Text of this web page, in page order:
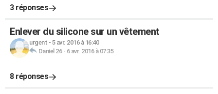
3 réponses
Enlever du silicone sur un vêtement
urgent - 5 avr. 2016 à 16:40
Daniel 26- 6 avr. 2016 à 07:35
8 réponses